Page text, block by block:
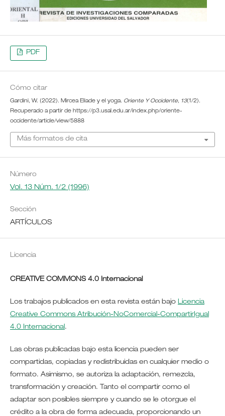
PDF
Cómo citar
Gardini, W. (2022). Mircea Eliade y el yoga. Oriente Y Occidente, 13(1/2).
Recuperado a partir de https://p3.usal.edu.ar/index.php/oriente-
occidente/article/view/5888
Más formatos de cita
Número
Vol. 13 Núm. 1/2 (1996)
Sección
ARTÍCULOS
Licencia
CREATIVE COMMONS 4.0 Internacional
Los trabajos publicados en esta revista están bajo Licencia
Creative Commons Atribución-NoComercial-CompartirIgual
4.0 Internacional.
Las obras publicadas bajo esta licencia pueden ser
compartidas, copiadas y redistribuidas en cualquier medio o
formato. Asimismo, se autoriza la adaptación, remezcla,
transformación y creación. Tanto el compartir como el
adaptar son posibles siempre y cuando se le otorgue el
crédito a la obra de forma adecuada, proporcionando un